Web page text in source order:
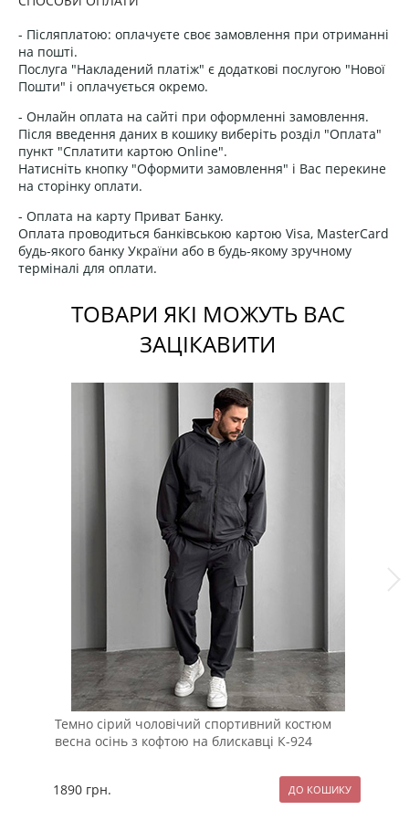
- Післяплатою: оплачуєте своє замовлення при отриманні
на пошті.
Послуга "Накладений платіж" є додаткові послугою "Нової
Пошти" і оплачується окремо.
- Онлайн оплата на сайті при оформленні замовлення.
Після введення даних в кошику виберіть розділ "Оплата"
пункт "Сплатити картою Online".
Натисніть кнопку "Оформити замовлення" і Вас перекине
на сторінку оплати.
- Оплата на карту Приват Банку.
Оплата проводиться банківською картою Visa, MasterCard
будь-якого банку України або в будь-якому зручному
терміналі для оплати.
ТОВАРИ ЯКІ МОЖУТЬ ВАС
ЗАЦІКАВИТИ
Темно сірий чоловічий спортивний костюм
весна осінь з кофтою на блискавці К-924
1890 грн.